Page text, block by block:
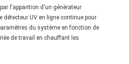
l'apparition d'un générateur
UV en ligne continue pour
du système en fonction de
de travail en chauffant les